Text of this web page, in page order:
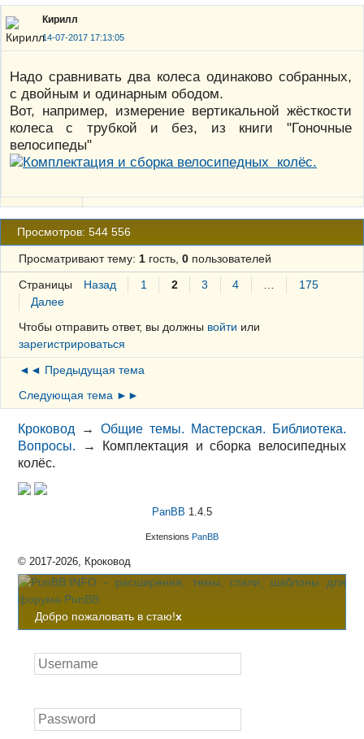
Кирилл
14-07-2017 17:13:05
Надо сравнивать два колеса одинаково собранных,
с двойным и одинарным ободом.
Вот, например, измерение вертикальной жёсткости
колеса с трубкой и без, из книги "Гоночные
велосипеды"
Просмотров: 544 556
Просматривают тему: 1гость, 0пользователей
Страницы Назад 1 2 3 4
175
Далее
Чтобы отправить ответ, вы должны войти или
зарегистрироваться
◄◄ Предыдущая тема
Следующая тема ►►
Кроковод →Общие темы. Мастерская. Библиотека.
Вопросы.
→
Комплектация и сборка велосипедных
колёс.
PanBB 1.4.5
Extensions PanBB
© 2017-2026, Кроковод
Добро пожаловать в стаю!x